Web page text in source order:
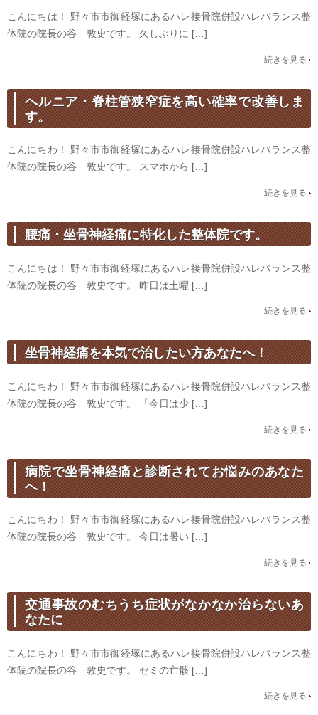
こんにちは！ 野々市市御経塚にあるハレ接骨院併設ハレバランス整
体院の院長の谷 敦史です。 久しぶりに […]
続きを見る
ヘルニア・脊柱管狭窄症を高い確率で改善しま
す。
こんにちわ！ 野々市市御経塚にあるハレ接骨院併設ハレバランス整
体院の院長の谷 敦史です。 スマホから […]
続きを見る
腰痛・坐骨神経痛に特化した整体院です。
こんにちは！ 野々市市御経塚にあるハレ接骨院併設ハレバランス整
体院の院長の谷 敦史です。 昨日は土曜 […]
続きを見る
坐骨神経痛を本気で治したい方あなたへ！
こんにちわ！ 野々市市御経塚にあるハレ接骨院併設ハレバランス整
体院の院長の谷 敦史です。 「今日は少 […]
続きを見る
病院で坐骨神経痛と診断されてお悩みのあなた
へ！
こんにちわ！ 野々市市御経塚にあるハレ接骨院併設ハレバランス整
体院の院長の谷 敦史です。 今日は暑い […]
続きを見る
交通事故のむちうち症状がなかなか治らないあ
なたに
こんにちわ！ 野々市市御経塚にあるハレ接骨院併設ハレバランス整
体院の院長の谷 敦史です。 セミの亡骸 […]
続きを見る